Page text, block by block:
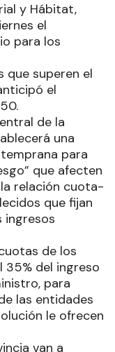
y Hábitat,
el
para los
que superen el
el
de la
una
para
que afecten
relación cuota-
que fijan
ingresos
de los
35% del ingreso
para
las entidades
le ofrecen
van a